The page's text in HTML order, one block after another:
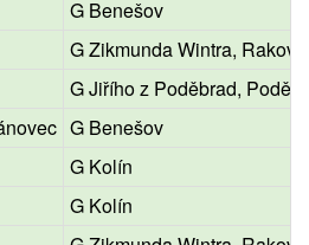
G Benešov
G Zikmunda Wintra,
G Jiřího z Poděbrad,
G Benešov
G Kolín
G Kolín